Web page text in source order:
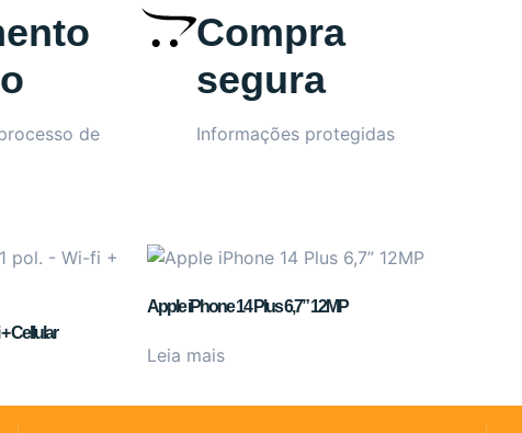
de
Compra
segura
Informações protegidas
Cellular
Apple iPhone 14 Plus 6,7” 12MP
Leia mais